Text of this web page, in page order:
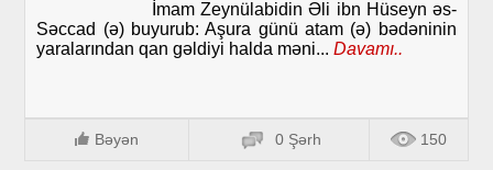
İmam Zeynülabidin Əli ibn Hüseyn əs-
Səccad (ə) buyurub: Aşura günü atam (ə) bədəninin
yaralarından qan gəldiyi halda məni... Davamı..
Bəyən 0 Şərh 150